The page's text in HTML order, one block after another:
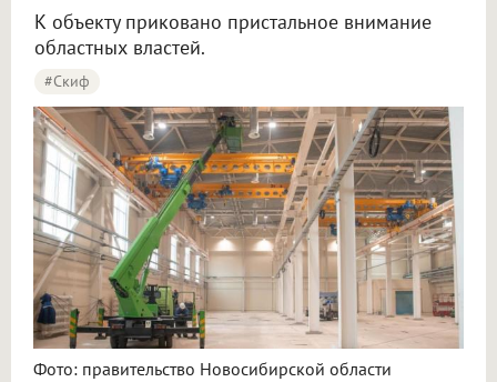
К объекту приковано пристальное внимание
областных властей.
#Скиф
Фото: правительство Новосибирской области